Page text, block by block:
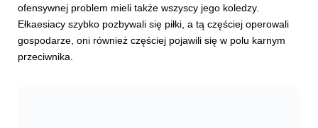
ofensywnej problem mieli także wszyscy jego koledzy.
Ełkaesiacy szybko pozbywali się piłki, a tą częściej operowali
gospodarze, oni również częściej pojawili się w polu karnym
przeciwnika.